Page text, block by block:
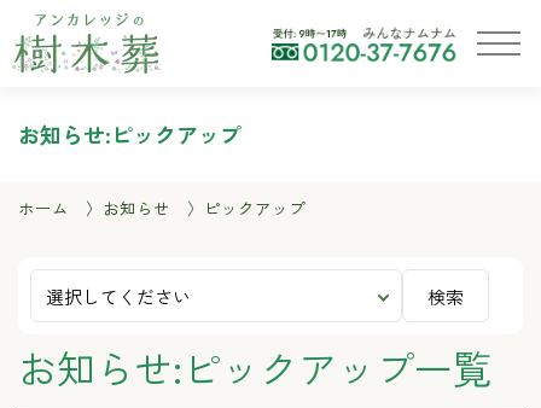
お知らせ:ピックアップ
ホーム お知らせ ピックアップ
検索
お知らせ:ピックアップ一覧